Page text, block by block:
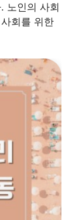
노인의 사회
회를 위한